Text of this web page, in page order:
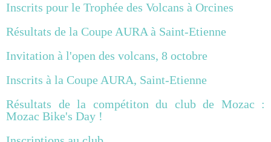
Inscrits pour le Trophée des Volcans à Orcines
Résultats de la Coupe AURA à Saint-Etienne
Invitation à l'open des volcans, 8 octobre
Inscrits à la Coupe AURA, Saint-Etienne
Résultats de la compétiton du club de Mozac :
Mozac Bike's Day !